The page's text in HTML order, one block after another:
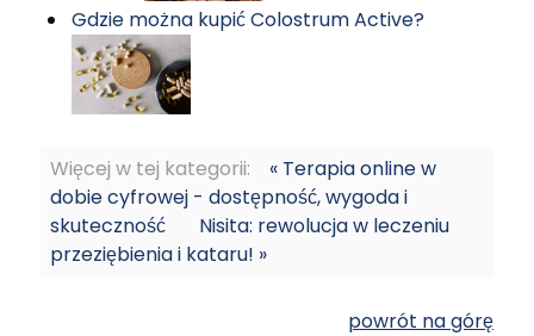
Gdzie można kupić Colostrum Active?
Więcej w tej kategorii:
« Terapia online w
dobie cyfrowej - dostępność, wygoda i
skuteczność
Nisita: rewolucja w leczeniu
przeziębienia i kataru! »
powrót na górę